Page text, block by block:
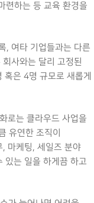
련하는 등 교육 환경을
, 여타 기업들과는 다른
사와는 달리 고정된
은 4명 규모로 새롭게
로는 클라우드 사업을
유연한 조직이
마케팅, 세일즈 분야
있는 일을 하게끔 하고